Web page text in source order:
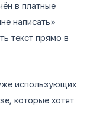
в платные
написать»
текст прямо в
использующих
которые хотят